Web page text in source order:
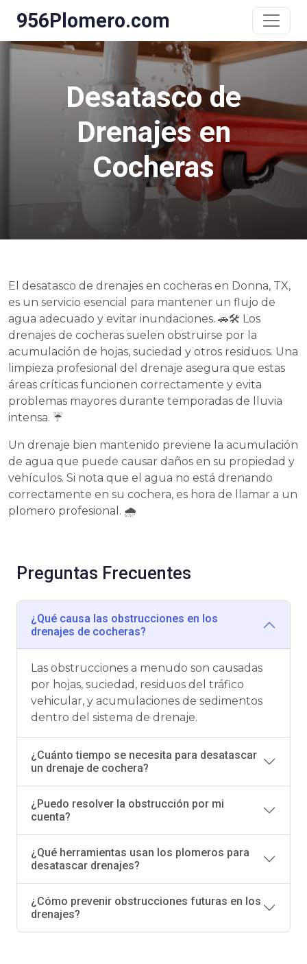
956Plomero.com
Desatasco de
Drenajes en
Cocheras
El desatasco de drenajes en cocheras en Donna, TX,
es un servicio esencial para mantener un flujo de
agua adecuado y evitar inundaciones. 🚗🛠 Los
drenajes de cocheras suelen obstruirse por la
acumulación de hojas, suciedad y otros residuos. Una
limpieza profesional del drenaje asegura que estas
áreas críticas funcionen correctamente y evita
problemas mayores durante temporadas de lluvia
intensa. ☔
Un drenaje bien mantenido previene la acumulación
de agua que puede causar daños en su propiedad y
vehículos. Si nota que el agua no está drenando
correctamente en su cochera, es hora de llamar a un
plomero profesional. 🌧
Preguntas Frecuentes
¿Qué causa las obstrucciones en los
drenajes de cocheras?
Las obstrucciones a menudo son causadas
por hojas, suciedad, residuos del tráfico
vehicular, y acumulaciones de sedimentos
dentro del sistema de drenaje.
¿Cuánto tiempo se necesita para desatascar
un drenaje de cochera?
¿Puedo resolver la obstrucción por mi
cuenta?
¿Qué herramientas usan los plomeros para
desatascar drenajes?
¿Cómo prevenir obstrucciones futuras en los
drenajes?